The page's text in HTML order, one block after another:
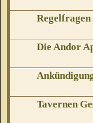
Die Andor
Tavernen